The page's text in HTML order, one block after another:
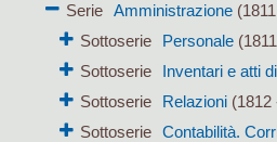
Serie Amministrazione
Sottoserie
Personale
Sottoserie
Inventari e atti
Sottoserie
Relazioni (1812
Sottoserie
Contabilità.